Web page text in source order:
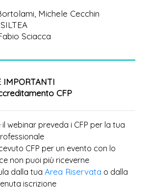
Michele Cecchin
Sciacca
IMPORTANTI
CFP
webinar preveda i CFP per la tua
CFP per un evento con lo
non puoi più riceverne
dalla tua Area Riservata o dalla
iscrizione